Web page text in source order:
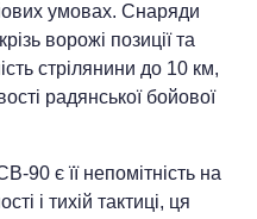
умовах. Снаряди
ворожі позиції та
стрілянини до 10 км,
радянської бойової
90 є її непомітність на
і тихій тактиці, ця